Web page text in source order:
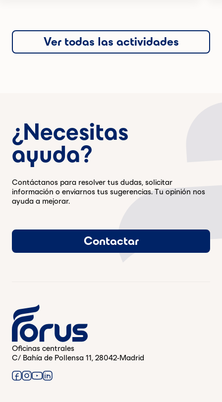
Ver todas las actividades
¿Necesitas
ayuda?
Contáctanos para resolver tus dudas, solicitar
información o enviarnos tus sugerencias. Tu opinión nos
ayuda a mejorar.
Contactar
Oficinas centrales
C/ Bahía de Pollensa 11, 28042-Madrid